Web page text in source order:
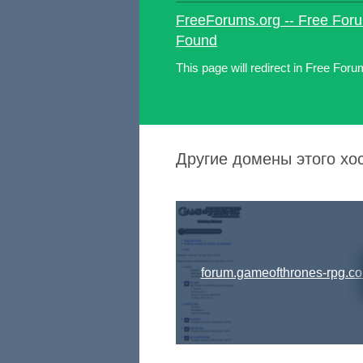
FreeForums.org -- Free
Found
This page will redirect in Free
Другие домены этого
forum.gameofthrones-